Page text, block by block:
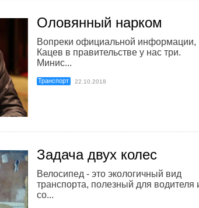
Оловянный нарком
Вопреки официальной информации,
Кацев в правительстве у нас три.
Минис...
Транспорт 22.10.2018
Задача двух колес
Велосипед - это экологичный вид
транспорта, полезный для водителя
со...